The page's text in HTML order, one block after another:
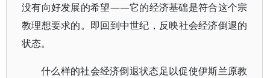
没有向好发展的希望——它的经济基础是符合这个宗
教理想要求的。即回到中世纪，反映社会经济倒退的
状态。
什么样的社会经济倒退状态足以促使伊斯兰原教